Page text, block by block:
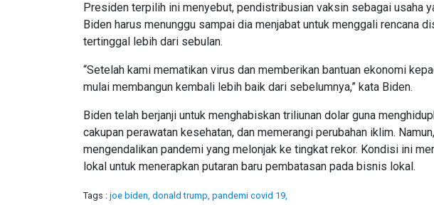
Presiden terpilih ini menyebut, pendistribusian vaksin sebagai usaha
Biden harus menunggu sampai dia menjabat untuk menggali rencana
tertinggal lebih dari sebulan.
“Setelah kami mematikan virus dan memberikan bantuan ekonomi
mulai membangun kembali lebih baik dari sebelumnya,” kata Biden.
Biden telah berjanji untuk menghabiskan triliunan dolar guna
cakupan perawatan kesehatan, dan memerangi perubahan iklim.
mengendalikan pandemi yang melonjak ke tingkat rekor. Kondisi ini
lokal untuk menerapkan putaran baru pembatasan pada bisnis lokal.
Tags : joe biden, donald trump, pandemi covid 19,